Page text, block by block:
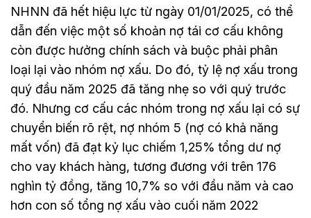
NHNN đã hết hiệu lực từ ngày 01/01/2025, có thể
dẫn đến việc một số khoản nợ tái cơ cấu không
còn được hưởng chính sách và buộc phải phân
loại lại vào nhóm nợ xấu. Do đó, tỷ lệ nợ xấu trong
quý đầu năm 2025 đã tăng nhẹ so với quý trước
đó. Nhưng cơ cấu các nhóm trong nợ xấu lại có sự
chuyển biến rõ rệt, nợ nhóm 5 (nợ có khả năng
mất vốn) đã đạt kỷ lục chiếm 1,25% tổng dư nợ
cho vay khách hàng, tương đương với trên 176
nghìn tỷ đồng, tăng 10,7% so với đầu năm và cao
hơn con số tổng nợ xấu vào cuối năm 2022